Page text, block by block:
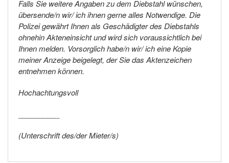
Falls Sie weitere Angaben zu dem Diebstahl wünschen,
übersende/n wir/ ich ihnen gerne alles Notwendige. Die
Polizei gewährt Ihnen als Geschädigter des Diebstahls
ohnehin Akteneinsicht und wird sich voraussichtlich bei
Ihnen melden. Vorsorglich habe/n wir/ ich eine Kopie
meiner Anzeige beigelegt, der Sie das Aktenzeichen
entnehmen können.
Hochachtungsvoll
(Unterschrift des/der Mieter/s)